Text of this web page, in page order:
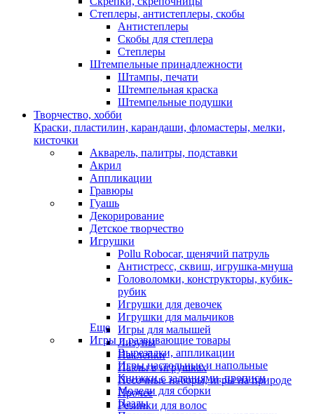
Степлеры, антистеплеры, скобы
Антистеплеры
Скобы для степлера
Степлеры
Штемпельные принадлежности
Штампы, печати
Штемпельная краска
Штемпельные подушки
Творчество, хобби
Краски, пластилин, карандаши, фломастеры, мелки,
кисточки
Акварель, палитры, подставки
Акрил
Аппликации
Гравюры
Гуашь
Декорирование
Детское творчество
Игрушки
Pollu Robocar, щенячий патруль
Антистресс, сквиш, игрушка-мнуша
Головоломки, конструкторы, кубик-
рубик
Игрушки для девочек
Игрушки для мальчиков
Игры для малышей
Лизуны
Наклейки
Пазлы в игрушках
Песочные наборы, игры на природе
Прочее
Резинки для волос
Еще
Игры и развивающие товары
Вырезалки, аппликации
Игры настольные и напольные
Книжки с заданиями, прописи
Модели для сборки
Пазлы